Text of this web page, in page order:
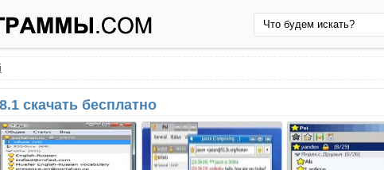
скачать бесплатно